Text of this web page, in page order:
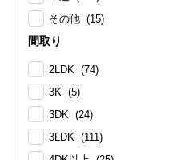
その他 (15)
間取り
2LDK (74)
3K (5)
3DK (24)
3LDK (111)